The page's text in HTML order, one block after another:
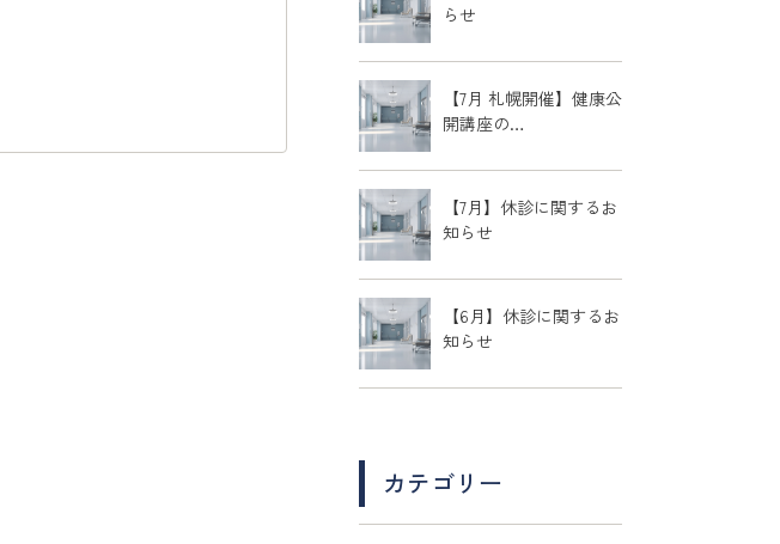
らせ
【7月 札幌開催】健康公
開講座の…
【7月】休診に関するお
知らせ
【6月】休診に関するお
知らせ
カテゴリー